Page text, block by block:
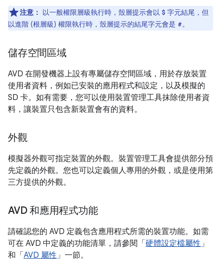
注意： 以一般權限層級執行時，殼層提示會以 $ 字元結尾，但
以進階 (根層級) 權限執行時，殼層提示的結尾字元會是 #。
儲存空間區域
AVD 在開發機器上設有專屬儲存空間區域，用於存放裝置
使用者資料，例如已安裝的應用程式和設定，以及模擬的
SD 卡。如有需要，您可以使用裝置管理工具抹除使用者資
料，讓裝置只包含新裝置會有的資料。
外觀
模擬器外觀可指定裝置的外觀。裝置管理工具會提供部分預
先定義的外觀。您也可以定義個人專用的外觀，或是使用第
三方提供的外觀。
AVD 和應用程式功能
請確認您的 AVD 定義包含應用程式所需的裝置功能。如需
可在 AVD 中定義的功能清單，請參閱「硬體設定檔屬性 」
和「AVD 屬性 」一節。